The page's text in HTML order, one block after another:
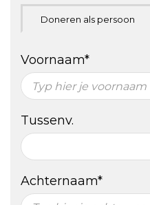
Doneren als persoon
Voornaam*
Tussenv.
Achternaam*